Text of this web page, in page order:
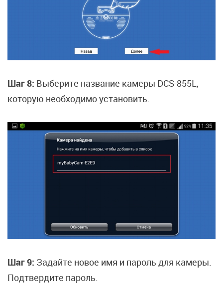
Шаг 8: Выберите название камеры DCS-855L,
которую необходимо установить.
Шаг 9: Задайте новое имя и пароль для камеры.
Подтвердите пароль.